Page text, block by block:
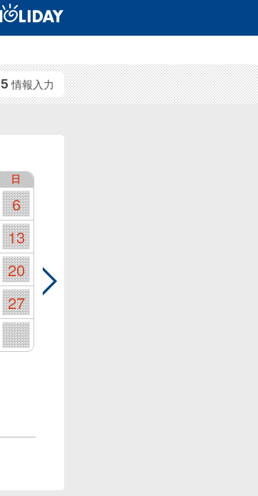
5 情報入力
日
6
13
20
27